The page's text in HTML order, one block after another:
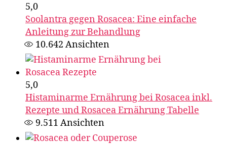
5,0
Soolantra gegen Rosacea: Eine einfache
Anleitung zur Behandlung
10.642 Ansichten
5,0
Histaminarme Ernährung bei Rosacea inkl.
Rezepte und Rosacea Ernährung Tabelle
9.511 Ansichten